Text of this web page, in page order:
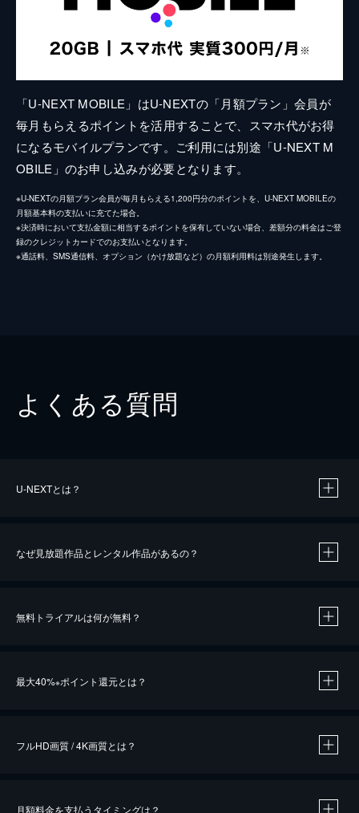
「U-NEXT MOBILE」はU-NEXTの「月額プラン」会員が
毎月もらえるポイントを活用することで、スマホ代がお得
になるモバイルプランです。ご利用には別途「U-NEXT M
OBILE」のお申し込みが必要となります。
※U-NEXTの月額プラン会員が毎月もらえる1,200円分のポイントを、U-NEXT MOBILEの
月額基本料の支払いに充てた場合。
※決済時において支払金額に相当するポイントを保有していない場合、差額分の料金はご登
録のクレジットカードでのお支払いとなります。
※通話料、SMS通信料、オプション（かけ放題など）の月額利用料は別途発生します。
よくある質問
U-NEXTとは？
なぜ見放題作品とレンタル作品があるの？
無料トライアルは何が無料？
最大40%※ポイント還元とは？
フルHD画質 / 4K画質とは？
月額料金を支払うタイミングは？